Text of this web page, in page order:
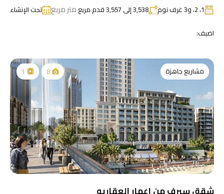
1، 2، و3 غرف نوم 3,538 إلى 3,557 قدم مربع متر مربع
تحت الإنشاء
اضيف:
مشاريع جاهزة 8
1